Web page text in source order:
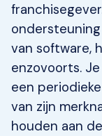
van software,
enzovoorts.
een
van zijn
houden aan